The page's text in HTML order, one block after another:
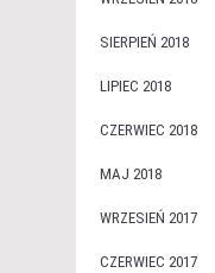
SIERPIEŃ 2018
LIPIEC 2018
CZERWIEC 2018
MAJ 2018
WRZESIEŃ 2017
CZERWIEC 2017